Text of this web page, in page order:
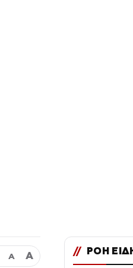
Α Α // ΡΟΗ